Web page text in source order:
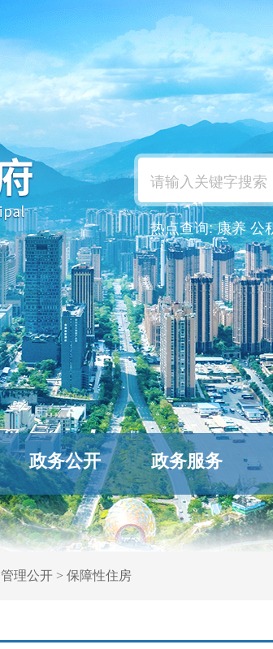
热点查询:康养 公
政务公开 政务服务
管理公开> 保障性住房